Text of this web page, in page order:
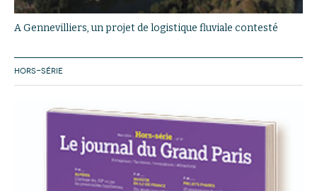
A Gennevilliers, un projet de logistique fluviale contesté
HORS-SÉRIE